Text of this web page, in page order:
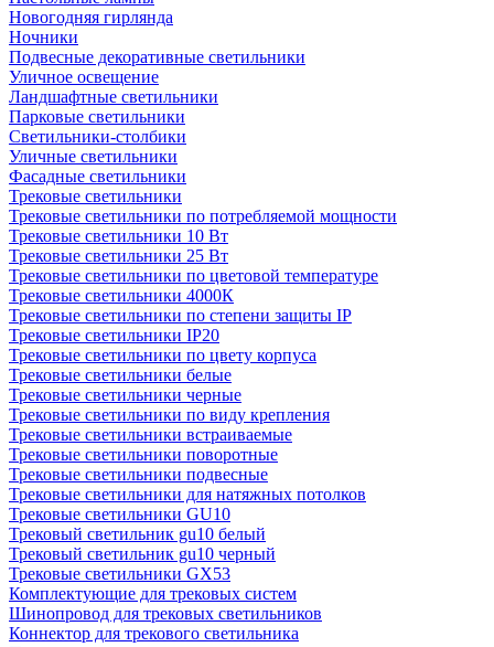
Новогодняя гирлянда
Ночники
Подвесные декоративные светильники
Уличное освещение
Ландшафтные светильники
Парковые светильники
Светильники-столбики
Уличные светильники
Фасадные светильники
Трековые светильники
Трековые светильники по потребляемой мощности
Трековые светильники 10 Вт
Трековые светильники 25 Вт
Трековые светильники по цветовой температуре
Трековые светильники 4000К
Трековые светильники по степени защиты IP
Трековые светильники IP20
Трековые светильники по цвету корпуса
Трековые светильники белые
Трековые светильники черные
Трековые светильники по виду крепления
Трековые светильники встраиваемые
Трековые светильники поворотные
Трековые светильники подвесные
Трековые светильники для натяжных потолков
Трековые светильники GU10
Трековый светильник gu10 белый
Трековый светильник gu10 черный
Трековые светильники GX53
Комплектующие для трековых систем
Шинопровод для трековых светильников
Коннектор для трекового светильника